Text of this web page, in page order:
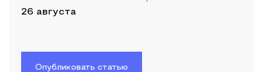
26 августа
Опубликовать статью